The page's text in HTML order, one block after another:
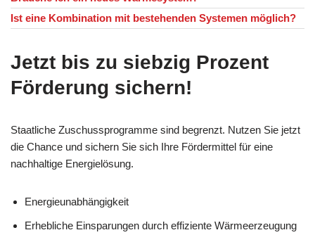
Ist eine Kombination mit bestehenden Systemen möglich?
Jetzt bis zu siebzig Prozent
Förderung sichern!
Staatliche Zuschussprogramme sind begrenzt. Nutzen Sie jetzt
die Chance und sichern Sie sich Ihre Fördermittel für eine
nachhaltige Energielösung.
Energieunabhängigkeit
Erhebliche Einsparungen durch effiziente Wärmeerzeugung